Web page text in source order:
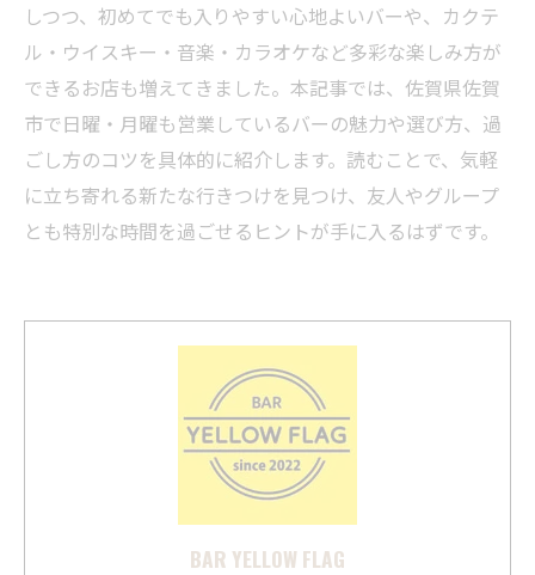
しつつ、初めてでも入りやすい心地よいバーや、カクテ
ル・ウイスキー・音楽・カラオケなど多彩な楽しみ方が
できるお店も増えてきました。本記事では、佐賀県佐賀
市で日曜・月曜も営業しているバーの魅力や選び方、過
ごし方のコツを具体的に紹介します。読むことで、気軽
に立ち寄れる新たな行きつけを見つけ、友人やグループ
とも特別な時間を過ごせるヒントが手に入るはずです。
BAR YELLOW FLAG